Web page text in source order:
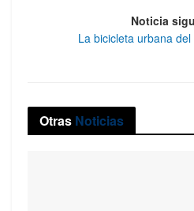
Noticia
La bicicleta urbana
Otras Noticias